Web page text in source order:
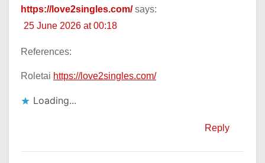
https://love2singles.com/ says:
25 June 2026 at 00:18
References:
Roletai https://love2singles.com/
Loading...
Reply